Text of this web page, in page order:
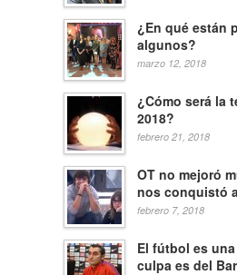
¿En qué están
algunos?
marzo 12, 2018
¿Cómo será la
2018?
febrero 21, 2018
OT no mejoró
nos conquistó
febrero 7, 2018
El fútbol es
culpa es del